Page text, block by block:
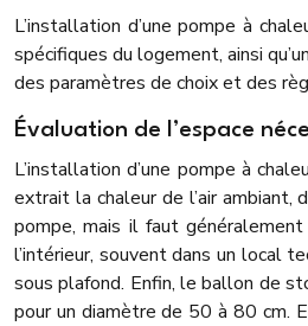
L’installation d’une pompe à
spécifiques du logement, ainsi
des paramètres de choix et des
Évaluation de l’espace
L’installation d’une pompe à
extrait la chaleur de l’air
pompe, mais il faut
l’intérieur, souvent dans un local
sous plafond. Enfin, le ballon de
pour un diamètre de 50 à 80 cm.